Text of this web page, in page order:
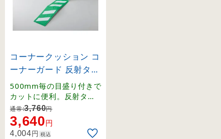
コーナークッション コ
ーナーガード 反射タイ
プ 緑反射／白 (24603
2)
500mm毎の目盛り付きで
カットに便利。反射タイ
プで夜間の視認性も確保
。
通常:3,760円
3,640円
4,004円 税込